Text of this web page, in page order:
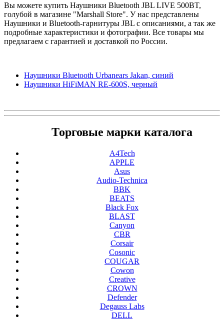
Вы можете купить Наушники Bluetooth JBL LIVE 500BT,
голубой в магазине "Marshall Store". У нас представлены
Наушники и Bluetooth-гарнитуры JBL с описаниями, а так же
подробные характеристики и фотографии. Все товары мы
предлагаем с гарантией и доставкой по России.
Наушники Bluetooth Urbanears Jakan, синий
Наушники HiFiMAN RE-600S, черный
Торговые марки каталога
A4Tech
APPLE
Asus
Audio-Technica
BBK
BEATS
Black Fox
BLAST
Canyon
CBR
Corsair
Cosonic
COUGAR
Cowon
Creative
CROWN
Defender
Degauss Labs
DELL